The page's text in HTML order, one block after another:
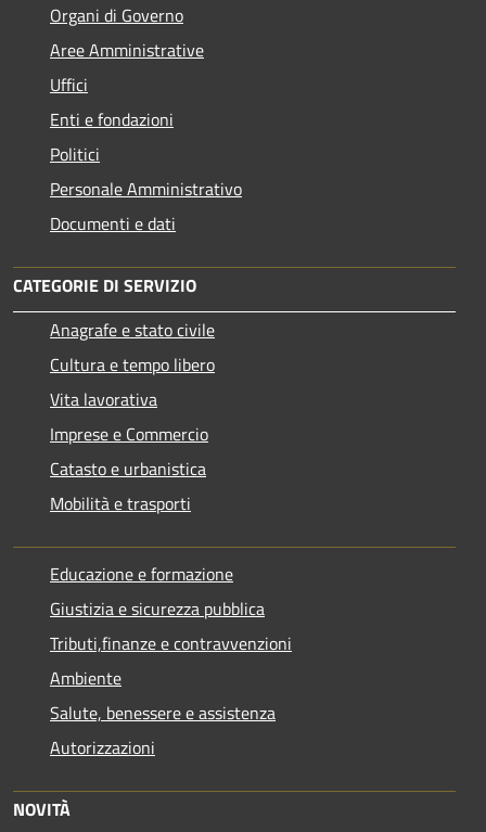
Organi di Governo
Aree Amministrative
Uffici
Enti e fondazioni
Politici
Personale Amministrativo
Documenti e dati
CATEGORIE DI SERVIZIO
Anagrafe e stato civile
Cultura e tempo libero
Vita lavorativa
Imprese e Commercio
Catasto e urbanistica
Mobilità e trasporti
Educazione e formazione
Giustizia e sicurezza pubblica
Tributi,finanze e contravvenzioni
Ambiente
Salute, benessere e assistenza
Autorizzazioni
NOVITÀ